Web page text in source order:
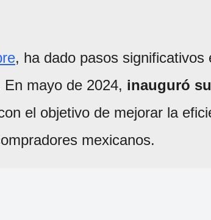
, ha dado pasos significativos
mayo de 2024, inauguró
el objetivo de mejorar la
mexicanos.